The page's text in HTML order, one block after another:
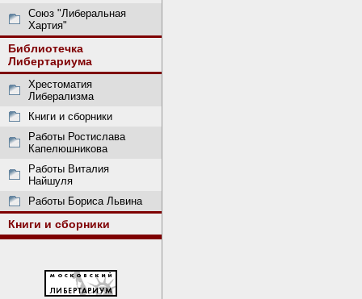
Союз "Либеральная
Хартия"
Библиотечка
Либертариума
Хрестоматия
Либерализма
Книги и сборники
Работы Ростислава
Капелюшникова
Работы Виталия
Найшуля
Работы Бориса Львина
Книги и сборники